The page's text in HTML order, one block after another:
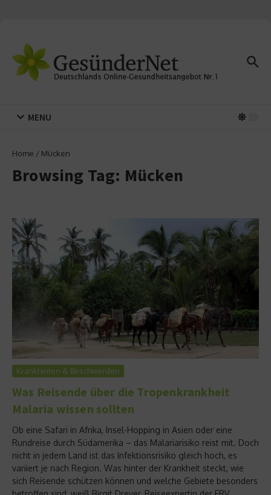
MENU
Home / Mücken
Browsing Tag: Mücken
Krankheiten & Beschwerden
Was Reisende über die Tropenkrankheit
Malaria wissen sollten
Ob eine Safari in Afrika, Insel-Hopping in Asien oder eine
Rundreise durch Südamerika – das Malariarisiko reist mit. Doch
nicht in jedem Land ist das Infektionsrisiko gleich hoch, es
variiert je nach Region. Was hinter der Krankheit steckt, wie
sich Reisende schützen können und welche Gebiete besonders